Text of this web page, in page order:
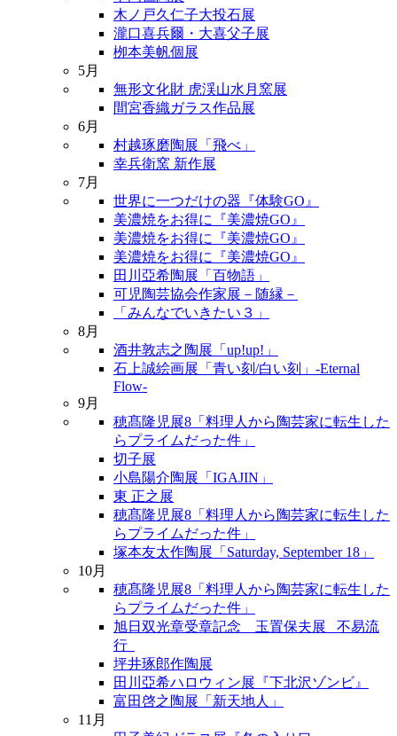
木ノ戸久仁子大投石展
瀧口喜兵爾・大喜父子展
栁本美帆個展
5月
無形文化財 虎渓山水月窯展
間宮香織ガラス作品展
6月
村越琢磨陶展「飛べ」
幸兵衛窯 新作展
7月
世界に一つだけの器『体験GO』
美濃焼をお得に『美濃焼GO』
美濃焼をお得に『美濃焼GO』
美濃焼をお得に『美濃焼GO』
田川亞希陶展「百物語」
可児陶芸協会作家展－随縁－
「みんなでいきたい３」
8月
酒井敦志之陶展「up!up!」
石上誠絵画展「青い刻/白い刻」-Eternal
Flow-
9月
穂髙隆児展8「料理人から陶芸家に転生した
らプライムだった件」
切子展
小島陽介陶展「IGAJIN」
東 正之展
穂髙隆児展8「料理人から陶芸家に転生した
らプライムだった件」
塚本友太作陶展「Saturday, September 18」
10月
穂髙隆児展8「料理人から陶芸家に転生した
らプライムだった件」
旭日双光章受章記念 玉置保夫展 _不易流
行_
坪井琢郎作陶展
田川亞希ハロウィン展『下北沢ゾンビ』
富田啓之陶展「新天地人」
11月